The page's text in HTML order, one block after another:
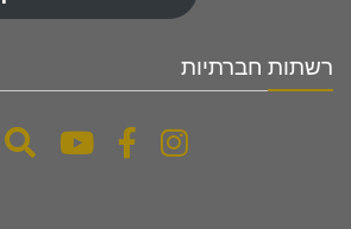
רשתות חברתיות